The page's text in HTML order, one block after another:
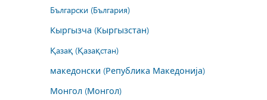
Български (България)
Кыргызча (Кыргызстан)
Қазақ (Қазақстан)
македонски (Република Македонија)
Монгол (Монгол)